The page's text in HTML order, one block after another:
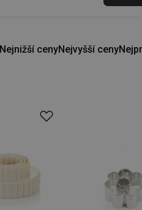
Nejnižší cenyNejvyšší ceny